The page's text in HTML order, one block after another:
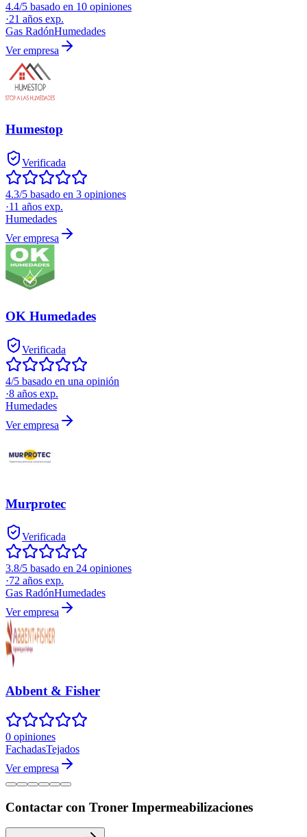
4.4/5 basado en 10 opiniones
·21 años exp.
Gas RadónHumedades
Ver empresa
Humestop
Verificada
4.3/5 basado en 3 opiniones
·11 años exp.
Humedades
Ver empresa
OK Humedades
Verificada
4/5 basado en una opinión
·8 años exp.
Humedades
Ver empresa
Murprotec
Verificada
3.8/5 basado en 24 opiniones
·72 años exp.
Gas RadónHumedades
Ver empresa
Abbent & Fisher
0 opiniones
FachadasTejados
Ver empresa
Contactar con Troner Impermeabilizaciones